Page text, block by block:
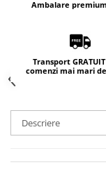
Ambalare
Transport
comenzi mai mari de
Descriere